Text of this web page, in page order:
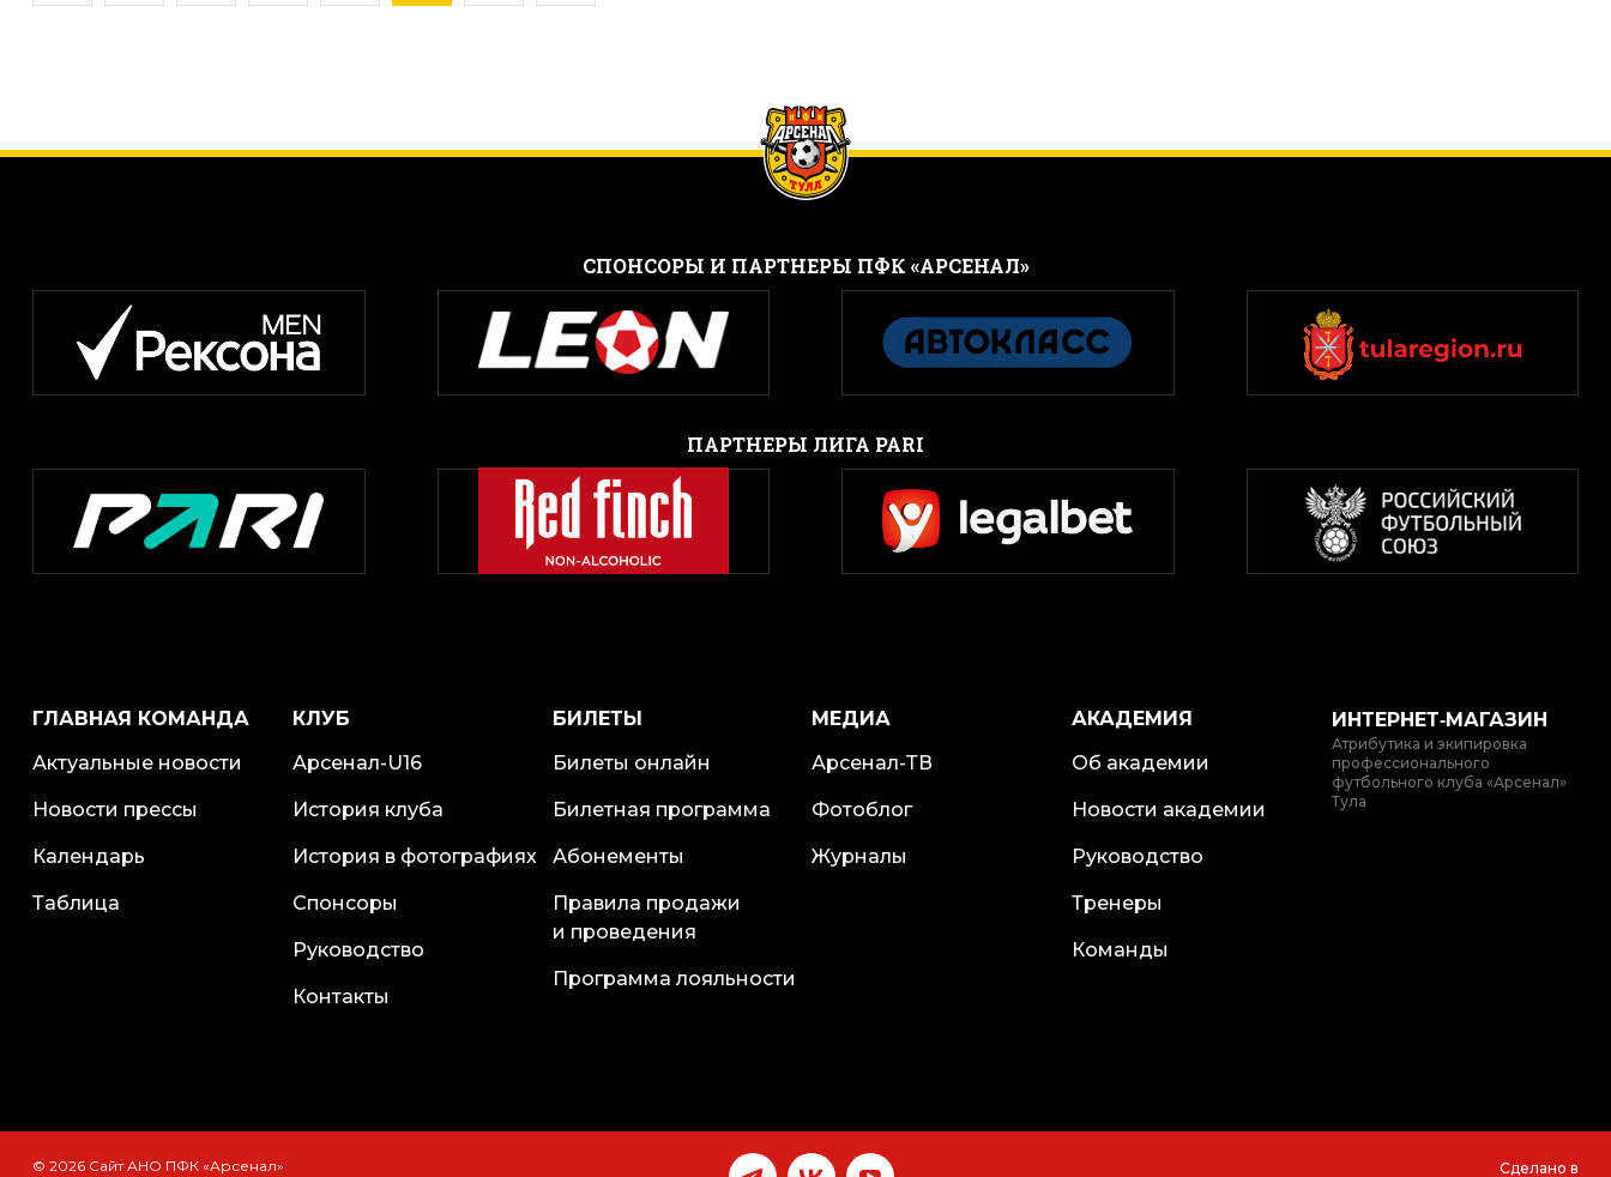
CПОНСОРЫ И ПАРТНЕРЫ ПФК «АРСЕНАЛ»
ПАРТНЕРЫ ЛИГА PARI
ГЛАВНАЯ КОМАНДА
Актуальные новости
Новости прессы
Календарь
Таблица
КЛУБ
Арсенал-U16
История клуба
История в фотографиях
Спонсоры
Руководство
Контакты
БИЛЕТЫ
Билеты онлайн
Билетная программа
Абонементы
Правила продажи
и проведения
Программа лояльности
МЕДИА
Арсенал-ТВ
Фотоблог
Журналы
АКАДЕМИЯ
Об академии
Новости академии
Руководство
Тренеры
Команды
ИНТЕРНЕТ‑МАГАЗИН
Атрибутика и экипировка
профессионального
футбольного клуба «Арсенал»
Тула
© 2026 Сайт АНО ПФК «Арсенал» Сделано в